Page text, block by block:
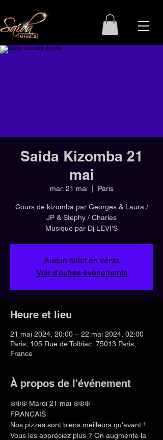
Saida Kizomba 21
mai
mar. 21 mai
  |
Paris
Cours de kizomba par Georges & Laura /
JP & Stephy / Charles
Musique par Dj LEVI'S
Aucun billet en vente
Voir d'autres événements
Heure et lieu
21 mai 2024, 20:00 – 22 mai 2024, 02:00
Paris, 105 Rue de Tolbiac, 75013 Paris,
France
À propos de l'événement
❄️❄️❄️ Mardi 21 mai ❄️❄️❄️
FRANCAIS
Nos pizzas sont biens meilleurs qu'avant !
Vous les appréciez plus ? On augmente la